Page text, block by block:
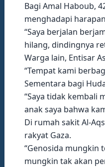
Bagi Amal Haboub,
menghadapi
“Saya berjalan
hilang, dindingnya
Warga lain, Entisar
“Tempat kami
Sementara bagi
“Saya tidak kembali
anak saya bahwa
Di rumah sakit Al-
rakyat Gaza.
“Genosida mungkin
mungkin tak akan